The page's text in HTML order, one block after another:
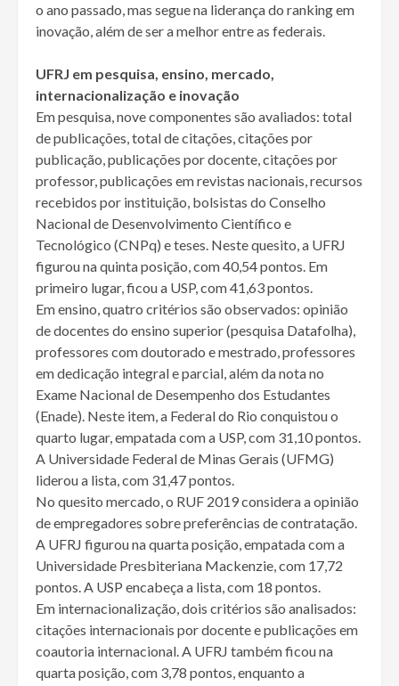
o ano passado, mas segue na liderança do ranking em
inovação, além de ser a melhor entre as federais.
UFRJ em pesquisa, ensino, mercado,
internacionalização e inovação
Em pesquisa, nove componentes são avaliados: total
de publicações, total de citações, citações por
publicação, publicações por docente, citações por
professor, publicações em revistas nacionais, recursos
recebidos por instituição, bolsistas do Conselho
Nacional de Desenvolvimento Científico e
Tecnológico (CNPq) e teses. Neste quesito, a UFRJ
figurou na quinta posição, com 40,54 pontos. Em
primeiro lugar, ficou a USP, com 41,63 pontos.
Em ensino, quatro critérios são observados: opinião
de docentes do ensino superior (pesquisa Datafolha),
professores com doutorado e mestrado, professores
em dedicação integral e parcial, além da nota no
Exame Nacional de Desempenho dos Estudantes
(Enade). Neste item, a Federal do Rio conquistou o
quarto lugar, empatada com a USP, com 31,10 pontos.
A Universidade Federal de Minas Gerais (UFMG)
liderou a lista, com 31,47 pontos.
No quesito mercado, o RUF 2019 considera a opinião
de empregadores sobre preferências de contratação.
A UFRJ figurou na quarta posição, empatada com a
Universidade Presbiteriana Mackenzie, com 17,72
pontos. A USP encabeça a lista, com 18 pontos.
Em internacionalização, dois critérios são analisados:
citações internacionais por docente e publicações em
coautoria internacional. A UFRJ também ficou na
quarta posição, com 3,78 pontos, enquanto a